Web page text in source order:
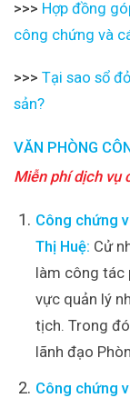
>>> Hợp đồng
công chứng và
>>> Tại sao sổ
sản?
VĂN PHÒNG
Miễn phí dịch vụ
Công chứng
Thị Huệ: Cử
làm công tác
vực quản lý
tịch. Trong
lãnh đạo
Công chứng